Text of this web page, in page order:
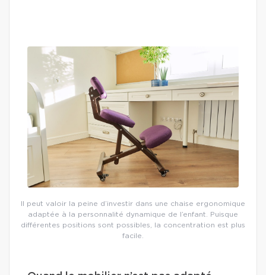
Il peut valoir la peine d’investir dans une chaise ergonomique
adaptée à la personnalité dynamique de l’enfant. Puisque
différentes positions sont possibles, la concentration est plus
facile.